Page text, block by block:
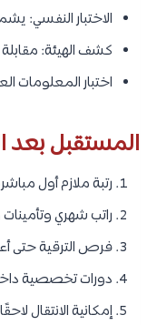
الاختبار النفسي:
كشف الهيئة: مقابلة
اختبار المعلومات
المستقبل بعد
رتبة ملازم أول
راتب شهري
فرص الترقية حتى
دورات تخصصية
إمكانية الانتقال